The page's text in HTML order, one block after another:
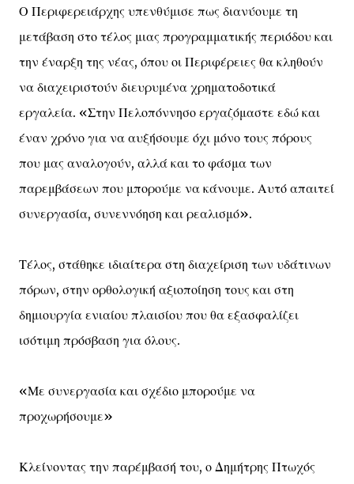
Ο Περιφερειάρχης υπενθύμισε πως διανύουμε τη
μετάβαση στο τέλος μιας προγραμματικής περιόδου και
την έναρξη της νέας, όπου οι Περιφέρειες θα κληθούν
να διαχειριστούν διευρυμένα χρηματοδοτικά
εργαλεία. «Στην Πελοπόννησο εργαζόμαστε εδώ και
έναν χρόνο για να αυξήσουμε όχι μόνο τους πόρους
που μας αναλογούν, αλλά και το φάσμα των
παρεμβάσεων που μπορούμε να κάνουμε. Αυτό απαιτεί
συνεργασία, συνεννόηση και ρεαλισμό».
Τέλος, στάθηκε ιδιαίτερα στη διαχείριση των υδάτινων
πόρων, στην ορθολογική αξιοποίηση τους και στη
δημιουργία ενιαίου πλαισίου που θα εξασφαλίζει
ισότιμη πρόσβαση για όλους.
«Με συνεργασία και σχέδιο μπορούμε να
προχωρήσουμε»
Κλείνοντας την παρέμβασή του, ο Δημήτρης Πτωχός